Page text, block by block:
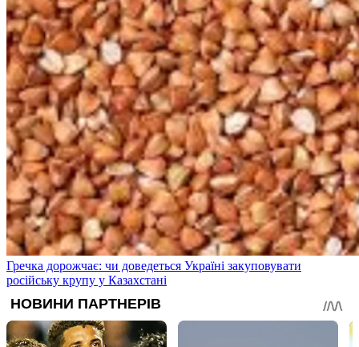
Гречка дорожчає: чи доведеться Україні закуповувати
російську крупу у Казахстані